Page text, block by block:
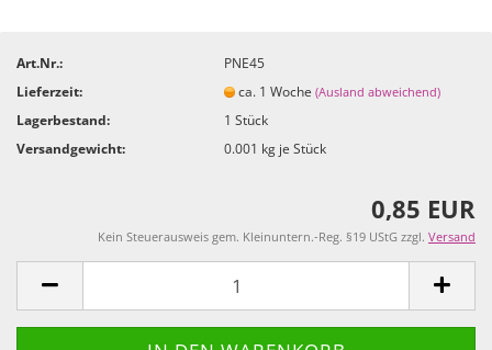
Art.Nr.:
PNE45
Lieferzeit:
ca. 1 Woche(Ausland abweichend)
Lagerbestand: 1Stück
Versandgewicht:
0.001 kg je Stück
0,85 EUR
Kein Steuerausweis gem. Kleinuntern.-Reg. §19 UStG zzgl. Versand